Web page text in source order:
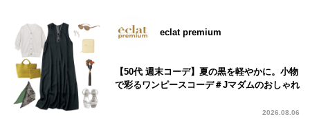
eclat premium
【50代 週末コーデ】夏の黒を軽やかに。小物
で彩るワンピースコーデ＃Jマダムのおしゃれ
2026.08.06